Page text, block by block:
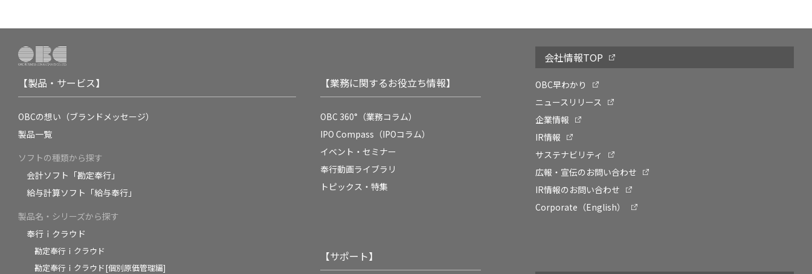
【製品・サービス】
OBCの想い（ブランドメッセージ）
製品一覧
ソフトの種類から探す
会計ソフト「勘定奉行」
給与計算ソフト「給与奉行」
製品名・シリーズから探す
奉行ｉクラウド
勘定奉行ｉクラウド
勘定奉行ｉクラウド[個別原価管理編]
【業務に関するお役立ち情報】
OBC 360°（業務コラム）
IPO Compass（IPOコラム）
イベント・セミナー
奉行動画ライブラリ
トピックス・特集
【サポート】
会社情報TOP
OBC早わかり
ニュースリリース
企業情報
IR情報
サステナビリティ
広報・宣伝のお問い合わせ
IR情報のお問い合わせ
Corporate（English）